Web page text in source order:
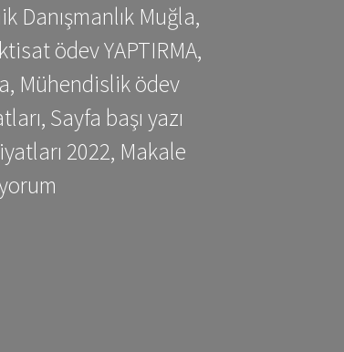
Danışmanlık Muğla,
ödev YAPTIRMA,
Mühendislik ödev
Sayfa başı yazı
2022, Makale